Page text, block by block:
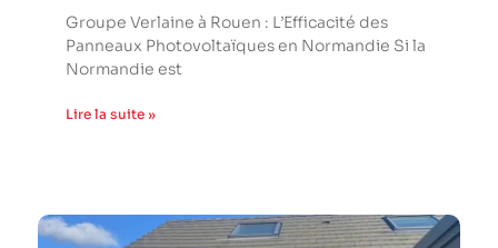
Groupe Verlaine à Rouen : L’Efficacité des
Panneaux Photovoltaïques en Normandie Si la
Normandie est
Lire la suite »